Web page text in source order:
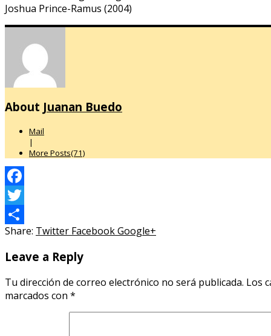
Joshua Prince-Ramus (2004)
About Juanan Buedo
Mail
|
More Posts(71)
Facebook
Twitter
Compartir
Share: Twitter FacebookGoogle+
Leave a Reply
Tu dirección de correo electrónico no será publicada. Los
marcados con *